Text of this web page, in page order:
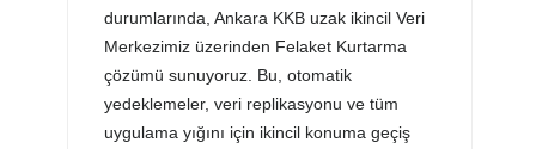
durumlarında, Ankara KKB uzak ikincil Veri
Merkezimiz üzerinden Felaket Kurtarma
çözümü sunuyoruz. Bu, otomatik
yedeklemeler, veri replikasyonu ve tüm
uygulama yığını için ikincil konuma geçiş